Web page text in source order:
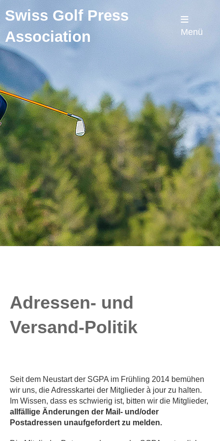
Swiss Golf Press
Association
Menü
Adressen- und
Versand-Politik
Seit dem Neustart der SGPA im Frühling 2014 bemühen
wir uns, die Adresskartei der Mitglieder à jour zu halten.
Im Wissen, dass es schwierig ist, bitten wir die Mitglieder,
allfällige Änderungen der Mail- und/oder
Postadressen unaufgefordert zu melden.